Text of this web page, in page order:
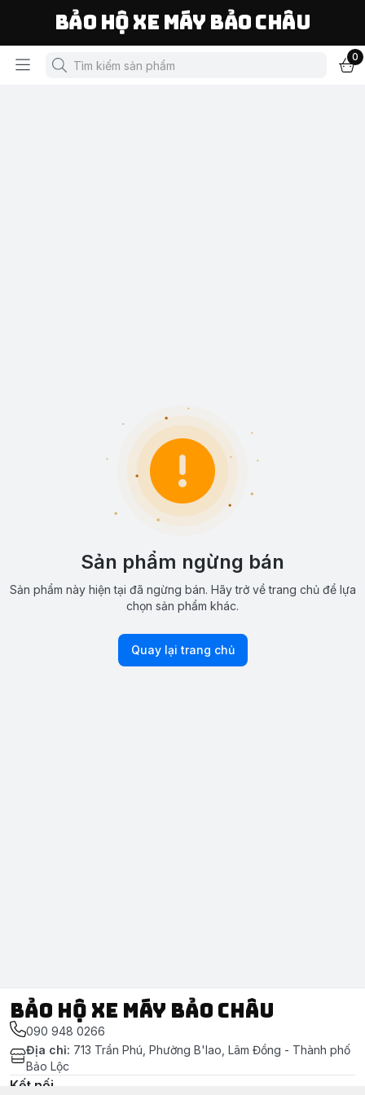
Bảo Hộ Xe Máy Bảo Châu
0
Sản phẩm ngừng bán
Sản phẩm này hiện tại đã ngừng bán. Hãy trở về trang chủ để lựa
chọn sản phẩm khác.
Quay lại trang chủ
Bảo Hộ Xe Máy Bảo Châu
090 948 0266
Địa chỉ: 713 Trần Phú, Phường B'lao, Lâm Đồng - Thành phố
Bảo Lộc
Kết nối